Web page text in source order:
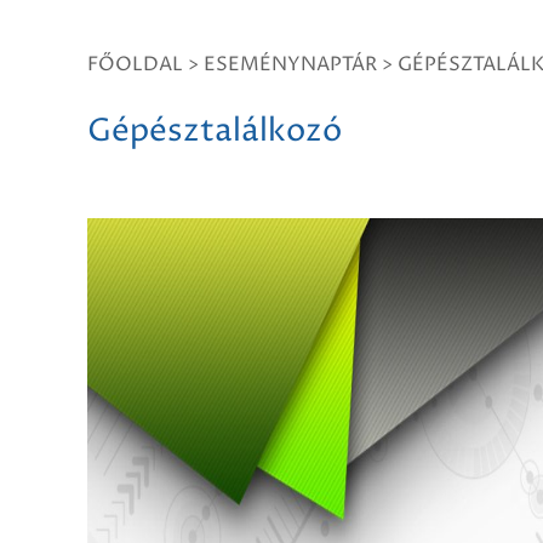
FŐOLDAL > ESEMÉNYNAPTÁR >
Gépésztalálkozó